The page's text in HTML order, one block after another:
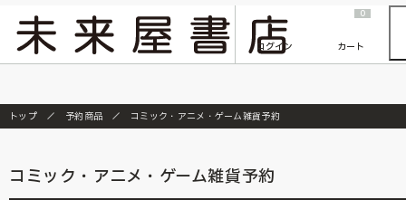
『ONE PIECE magazine 021 ONE PIECEカード付き同梱版』発売延期のご案内
ログイン
0
カート
トップ 予約商品 コミック・アニメ・ゲーム雑貨予約
コミック・アニメ・ゲーム雑貨予約